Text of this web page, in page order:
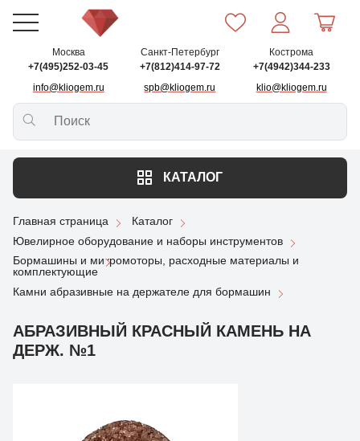
Москва
+7(495)252-03-45
info@kliogem.ru
Санкт-Петербург
+7(812)414-97-72
spb@kliogem.ru
Кострома
+7(4942)344-233
klio@kliogem.ru
КАТАЛОГ
Главная страница
Каталог
Ювелирное оборудование и наборы инструментов
Бормашины и микромоторы, расходные материалы и
комплектующие
Камни абразивные на держателе для бормашин
АБРАЗИВНЫЙ КРАСНЫЙ КАМЕНЬ НА
ДЕРЖ. №1